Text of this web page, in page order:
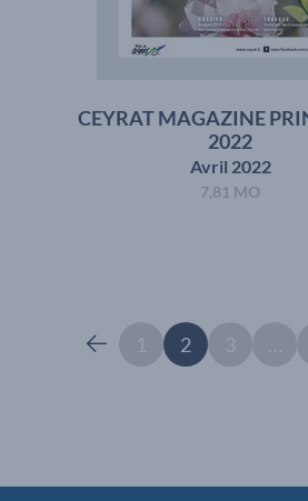
CEYRAT MAGAZINE
2022
Avril 2022
7,81 MO
2